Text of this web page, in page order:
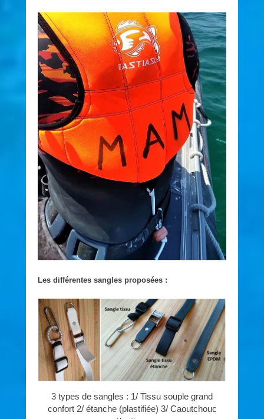
Les différentes sangles proposées :
3 types de sangles : 1/ Tissu souple grand
confort 2/ étanche (plastifiée) 3/ Caoutchouc